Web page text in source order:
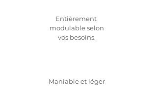
Entièrement
modulable selon
vos besoins.
Maniable et léger